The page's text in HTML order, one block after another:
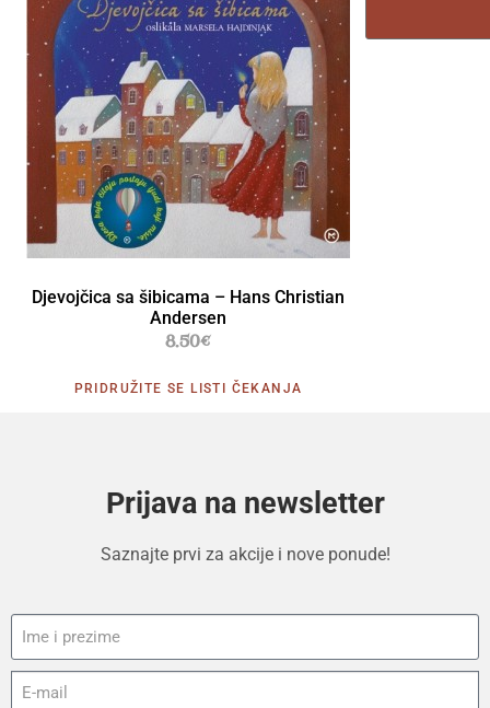
Djevojčica sa šibicama – Hans Christian
Andersen
8.50€
PRIDRUŽITE SE LISTI ČEKANJA
Prijava na newsletter
Saznajte prvi za akcije i nove ponude!